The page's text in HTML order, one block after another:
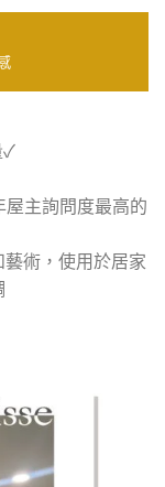
✓
主詢問度最高的
術，使用於居家